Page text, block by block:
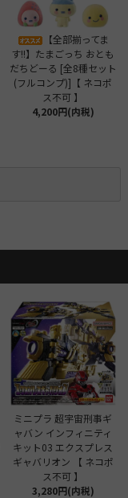
【全部揃ってま
す!!】たまごっち おとも
だちどーる [全8種セット
(フルコンプ)]【 ネコポ
ス不可 】
4,200円(内税)
ミニプラ 超宇宙刑事ギ
ャバン インフィニティ
キット03 エクスプレス
ギャバリオン 【 ネコポ
ス不可 】
3,280円(内税)